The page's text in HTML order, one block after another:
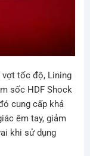
vợt tốc độ, Lining
sốc HDF Shock
cung cấp khả
êm tay, giảm
khi sử dụng